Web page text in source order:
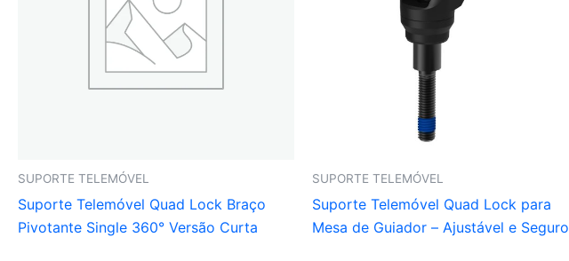
SUPORTE TELEMÓVEL
Suporte Telemóvel Quad Lock Braço
Pivotante Single 360° Versão Curta
SUPORTE TELEMÓVEL
Suporte Telemóvel Quad Lock para
Mesa de Guiador – Ajustável e Seguro